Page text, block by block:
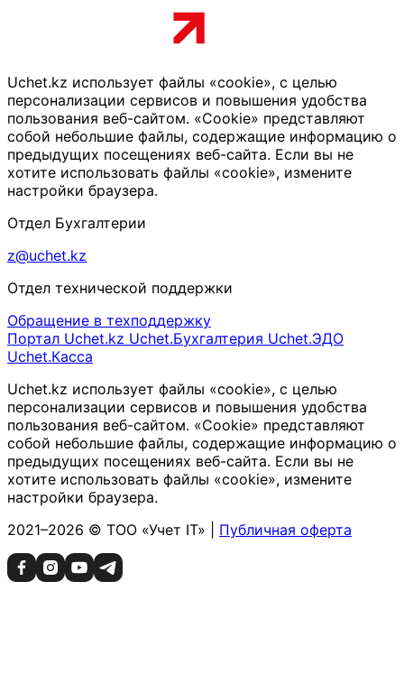
Uchet.kz использует файлы «cookie», с целью
персонализации сервисов и повышения удобства
пользования веб-сайтом. «Cookie» представляют
собой небольшие файлы, содержащие информацию о
предыдущих посещениях веб-сайта. Если вы не
хотите использовать файлы «cookie», измените
настройки браузера.
Отдел Бухгалтерии
z@uchet.kz
Отдел технической поддержки
Обращение в техподдержку
Портал Uchet.kz Uchet.Бухгалтерия Uchet.ЭДО
Uchet.Касса
Uchet.kz использует файлы «cookie», с целью
персонализации сервисов и повышения удобства
пользования веб-сайтом. «Cookie» представляют
собой небольшие файлы, содержащие информацию о
предыдущих посещениях веб-сайта. Если вы не
хотите использовать файлы «cookie», измените
настройки браузера.
2021–2026 © ТОО «Учет IT» | Публичная оферта